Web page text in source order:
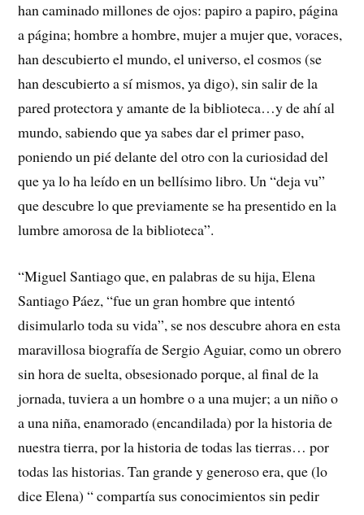
han caminado millones de ojos: papiro a papiro, página
a página; hombre a hombre, mujer a mujer que, voraces,
han descubierto el mundo, el universo, el cosmos (se
han descubierto a sí mismos, ya digo), sin salir de la
pared protectora y amante de la biblioteca…y de ahí al
mundo, sabiendo que ya sabes dar el primer paso,
poniendo un pié delante del otro con la curiosidad del
que ya lo ha leído en un bellísimo libro. Un “deja vu”
que descubre lo que previamente se ha presentido en la
lumbre amorosa de la biblioteca”.
“Miguel Santiago que, en palabras de su hija, Elena
Santiago Páez, “fue un gran hombre que intentó
disimularlo toda su vida”, se nos descubre ahora en esta
maravillosa biografía de Sergio Aguiar, como un obrero
sin hora de suelta, obsesionado porque, al final de la
jornada, tuviera a un hombre o a una mujer; a un niño o
a una niña, enamorado (encandilada) por la historia de
nuestra tierra, por la historia de todas las tierras… por
todas las historias. Tan grande y generoso era, que (lo
dice Elena) “ compartía sus conocimientos sin pedir